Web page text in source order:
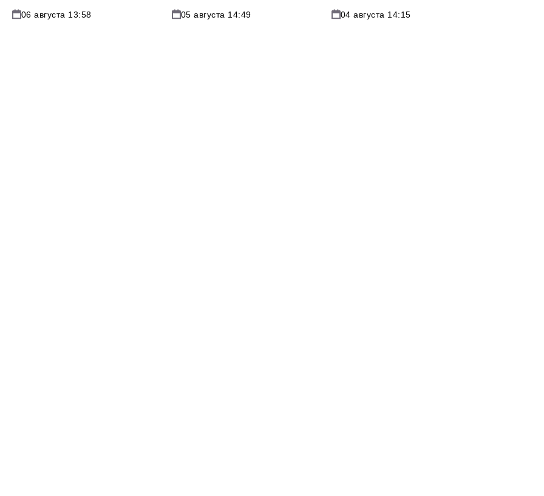
06 августа 13:58 05 августа 14:49 04 августа 14:15